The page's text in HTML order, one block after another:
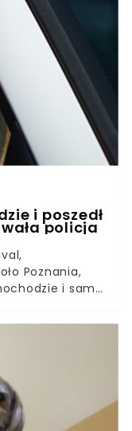
do
23 lipca w
lubelskie).
na zwłoki
i poszedł
policja
Poznania,
i sam
się nie
policji, by nie